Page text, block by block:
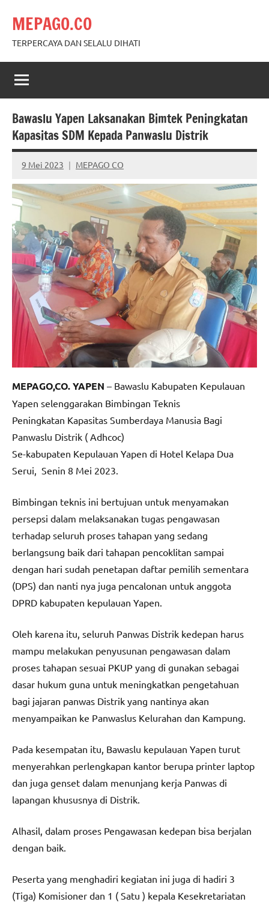
content
MEPAGO.CO
TERPERCAYA DAN SELALU DIHATI
Bawaslu Yapen Laksanakan Bimtek Peningkatan
Kapasitas SDM Kepada Panwaslu Distrik
9 Mei 2023 MEPAGO CO
No
comments
MEPAGO,CO. YAPEN – Bawaslu Kabupaten Kepulauan
Yapen selenggarakan Bimbingan Teknis
Peningkatan Kapasitas Sumberdaya Manusia Bagi
Panwaslu Distrik ( Adhcoc)
Se-kabupaten Kepulauan Yapen di Hotel Kelapa Dua
Serui, Senin 8 Mei 2023.
Bimbingan teknis ini bertujuan untuk menyamakan
persepsi dalam melaksanakan tugas pengawasan
terhadap seluruh proses tahapan yang sedang
berlangsung baik dari tahapan pencoklitan sampai
dengan hari sudah penetapan daftar pemilih sementara
(DPS) dan nanti nya juga pencalonan untuk anggota
DPRD kabupaten kepulauan Yapen.
Oleh karena itu, seluruh Panwas Distrik kedepan harus
mampu melakukan penyusunan pengawasan dalam
proses tahapan sesuai PKUP yang di gunakan sebagai
dasar hukum guna untuk meningkatkan pengetahuan
bagi jajaran panwas Distrik yang nantinya akan
menyampaikan ke Panwaslus Kelurahan dan Kampung.
Pada kesempatan itu, Bawaslu kepulauan Yapen turut
menyerahkan perlengkapan kantor berupa printer laptop
dan juga genset dalam menunjang kerja Panwas di
lapangan khususnya di Distrik.
Alhasil, dalam proses Pengawasan kedepan bisa berjalan
dengan baik.
Peserta yang menghadiri kegiatan ini juga di hadiri 3
(Tiga) Komisioner dan 1 ( Satu ) kepala Kesekretariatan